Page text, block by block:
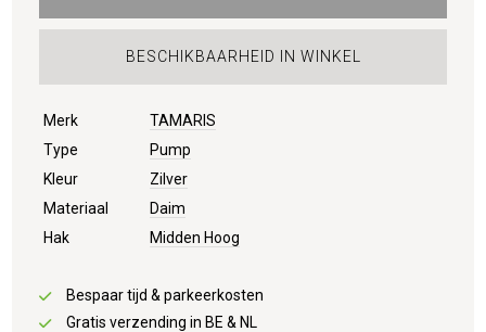
BESCHIKBAARHEID IN WINKEL
Merk
TAMARIS
Type
Pump
Kleur
Zilver
Materiaal
Daim
Hak
Midden Hoog
Bespaar tijd & parkeerkosten
Gratis verzending in BE & NL